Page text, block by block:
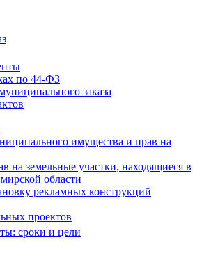
по 44-ФЗ
заказа
имущества и прав на
на земельные участки, находящиеся в
области
рекламных конструкций
проектов
сроки и цели